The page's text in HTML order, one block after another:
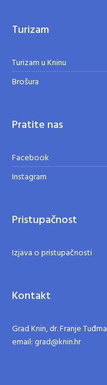
Turizam
Turizam u Kninu
Brošura
Pratite nas
Facebook
Instagram
Pristupačnost
Izjava o pristupačnosti
Kontakt
Grad Knin, dr. Franje
email: grad@knin.hr